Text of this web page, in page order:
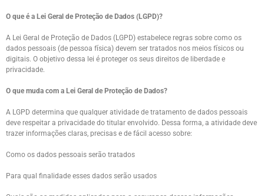
O que é a Lei Geral de Proteção de Dados (LGPD)?
A Lei Geral de Proteção de Dados (LGPD) estabelece regras sobre como os
dados pessoais (de pessoa física) devem ser tratados nos meios físicos ou
digitais. O objetivo dessa lei é proteger os seus direitos de liberdade e
privacidade.
O que muda com a Lei Geral de Proteção de Dados?
A LGPD determina que qualquer atividade de tratamento de dados pessoais
deve respeitar a privacidade do titular envolvido. Dessa forma, a atividade deve
trazer informações claras, precisas e de fácil acesso sobre:
Como os dados pessoais serão tratados
Para qual finalidade esses dados serão usados